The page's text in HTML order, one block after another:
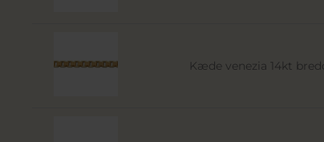
Kæde venezia 14kt